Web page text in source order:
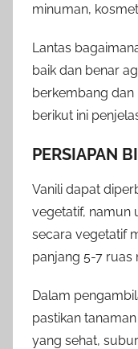
minuman,
Lantas
baik dan benar
berkembang
berikut ini
PERSIAPAN
Vanili dapat
vegetatif, namun
secara vegetatif
panjang 5-7 ruas
Dalam
pastikan
yang sehat,